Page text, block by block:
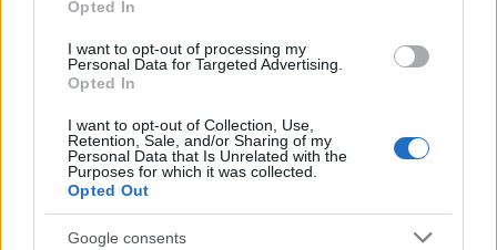
Opted In
I want to opt-out of processing my
Personal Data for Targeted Advertising.
Opted In
I want to opt-out of Collection, Use,
Retention, Sale, and/or Sharing of my
Personal Data that Is Unrelated with the
Purposes for which it was collected.
Opted Out
Google consents
megfogalmazni velük kapcsolatban, az azonban biztos –
ahogyan Kenczler Marci is hangsúlyozta –, hogy szinte
minden filmműfajhoz más plakát passzol. De válaszoljuk
meg a kérdést: (manapság) mi szerepel a plakáton?